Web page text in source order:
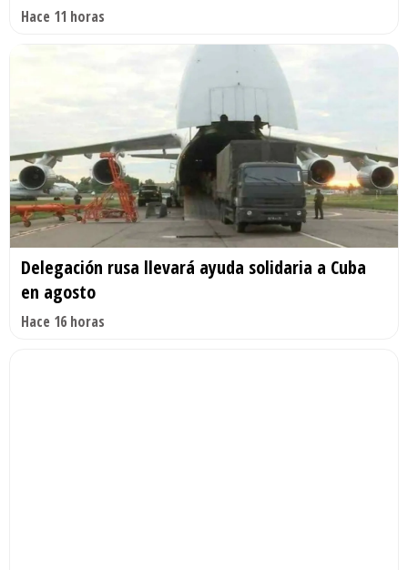
Hace 11 horas
Delegación rusa llevará ayuda solidaria a Cuba
en agosto
Hace 16 horas